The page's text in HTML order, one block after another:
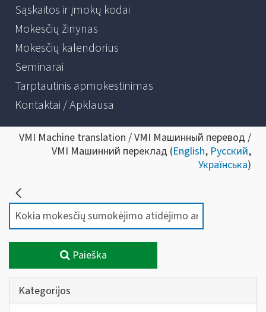
Sąskaitos ir įmokų kodai
Mokesčių žinynas
Mokesčių kalendorius
Seminarai
Tarptautinis apmokestinimas
Kontaktai / Apklausa
VMI Machine translation / VMI Машинный перевод /
VMI Машинний переклад (English, Русский,
Українська)
Paieška
Kategorijos